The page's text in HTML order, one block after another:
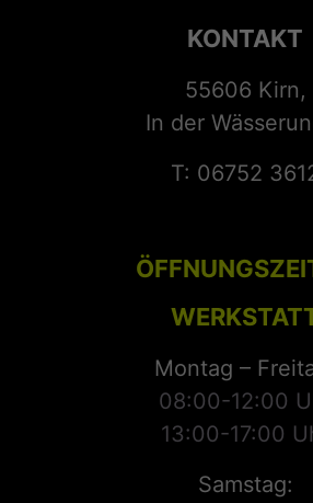
KONTAKT
55606 Kirn,
In der
T: 06752
Montag –
08:00-12:00
13:00-17:00
Samstag: